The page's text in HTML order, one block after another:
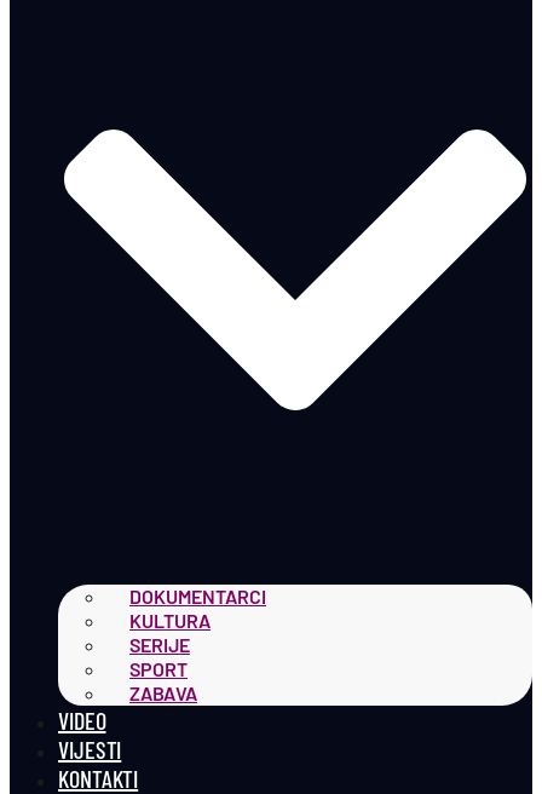
DOKUMENTARCI
KULTURA
SERIJE
SPORT
ZABAVA
VIDEO
VIJESTI
KONTAKTI